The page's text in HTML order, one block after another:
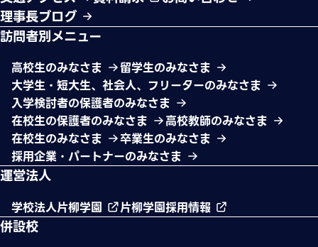
理事長ブログ
訪問者別メニュー
高校生のみなさま
留学生のみなさま
大学生・短大生、社会人、フリーターのみなさま
入学検討者の保護者のみなさま
在校生の保護者のみなさま
高校教師のみなさま
在校生のみなさま
卒業生のみなさま
採用企業・パートナーのみなさま
運営法人
学校法人片柳学園 片柳学園採用情報
併設校